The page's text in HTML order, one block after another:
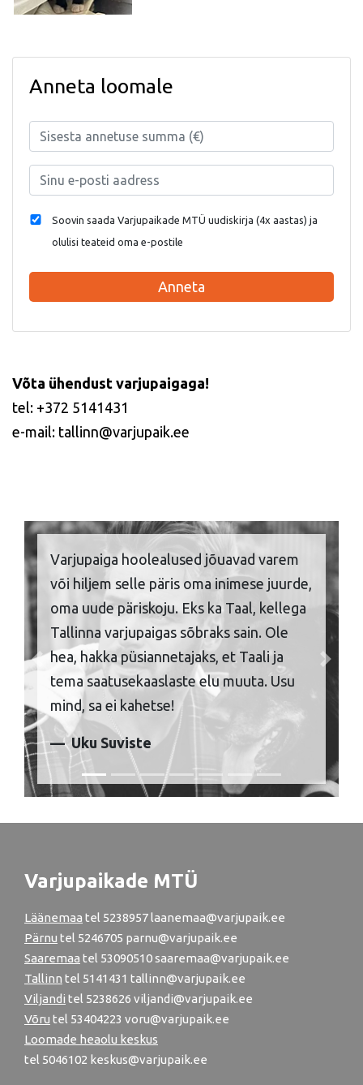
Anneta loomale
Soovin saada Varjupaikade MTÜ uudiskirja (4x aastas) ja
olulisi teateid oma e-postile
Anneta
Võta ühendust varjupaigaga!
tel: +372 5141431
e-mail: tallinn@varjupaik.ee
Varjupaiga hoolealused jõuavad varem
või hiljem selle päris oma inimese juurde,
oma uude päriskoju. Eks ka Taal, kellega
Tallinna varjupaigas sõbraks sain. Ole
hea, hakka püsiannetajaks, et Taali ja
tema saatusekaaslaste elu muuta. Usu
mind, sa ei kahetse!
Uku Suviste
Previous Next
Varjupaikade MTÜ
Läänemaa tel 5238957 laanemaa@varjupaik.ee
Pärnu tel 5246705 parnu@varjupaik.ee
Saaremaa tel 53090510 saaremaa@varjupaik.ee
Tallinn tel 5141431 tallinn@varjupaik.ee
Viljandi tel 5238626 viljandi@varjupaik.ee
Võru tel 53404223 voru@varjupaik.ee
Loomade heaolu keskus
tel 5046102 keskus@varjupaik.ee